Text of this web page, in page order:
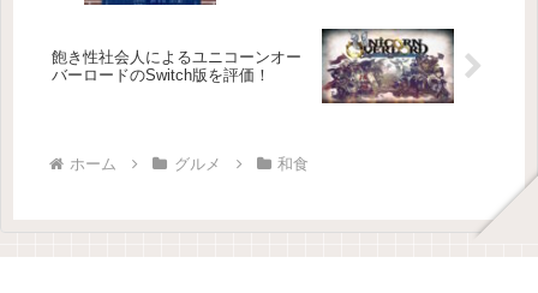
飽き性社会人によるユニコーンオー
バーロードのSwitch版を評価！
ホーム グルメ 和食